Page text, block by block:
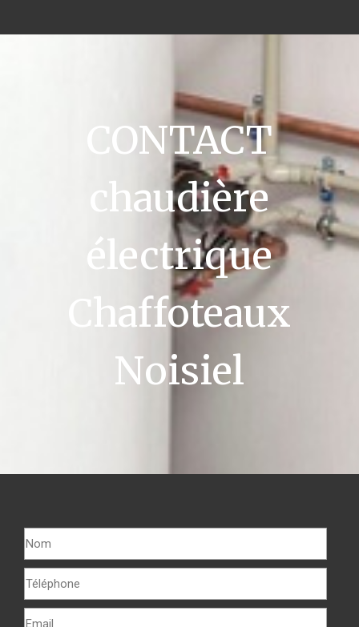
CONTACT
chaudière
électrique
Chaffoteaux
Noisiel